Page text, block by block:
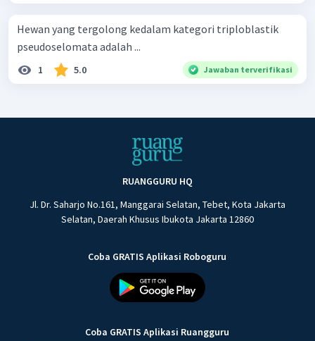
Hewan yang tergolong kedalam kategori triploblastik
pseudoselomata adalah ...
1 5.0 Jawaban terverifikasi
RUANGGURU HQ
Jl. Dr. Saharjo No.161, Manggarai Selatan, Tebet, Kota Jakarta
Selatan, Daerah Khusus Ibukota Jakarta 12860
Coba GRATIS Aplikasi Roboguru
Coba GRATIS Aplikasi Ruangguru